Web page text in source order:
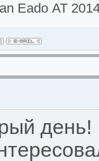
Eado АТ
день!